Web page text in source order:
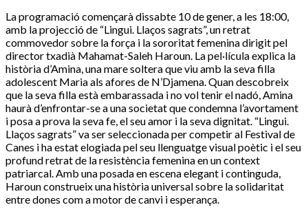
La programació començarà dissabte 10 de gener, a les 18:00,
amb la projecció de “Lingui. Llaços sagrats”, un retrat
commovedor sobre la força i la sororitat femenina dirigit pel
director txadià Mahamat-Saleh Haroun. La pel·lícula explica la
història d’Amina, una mare soltera que viu amb la seva filla
adolescent Maria als afores de N’Djamena. Quan descobreix
que la seva filla està embarassada i no vol tenir el nadó, Amina
haurà d’enfrontar-se a una societat que condemna l’avortament
i posa a prova la seva fe, el seu amor i la seva dignitat. “Lingui.
Llaços sagrats” va ser seleccionada per competir al Festival de
Canes i ha estat elogiada pel seu llenguatge visual poètic i el seu
profund retrat de la resistència femenina en un context
patriarcal. Amb una posada en escena elegant i continguda,
Haroun construeix una història universal sobre la solidaritat
entre dones com a motor de canvi i esperança.